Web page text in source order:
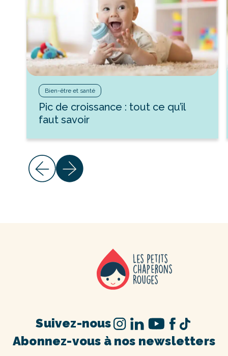
Bien-être et santé
Pic de croissance : tout ce qu’il
faut savoir
Abonnez-vous à nos newsletters
Suivez-nous